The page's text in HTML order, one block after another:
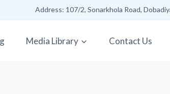
Address: 107/2, Sonarkhola Road,
Media Library Contact Us